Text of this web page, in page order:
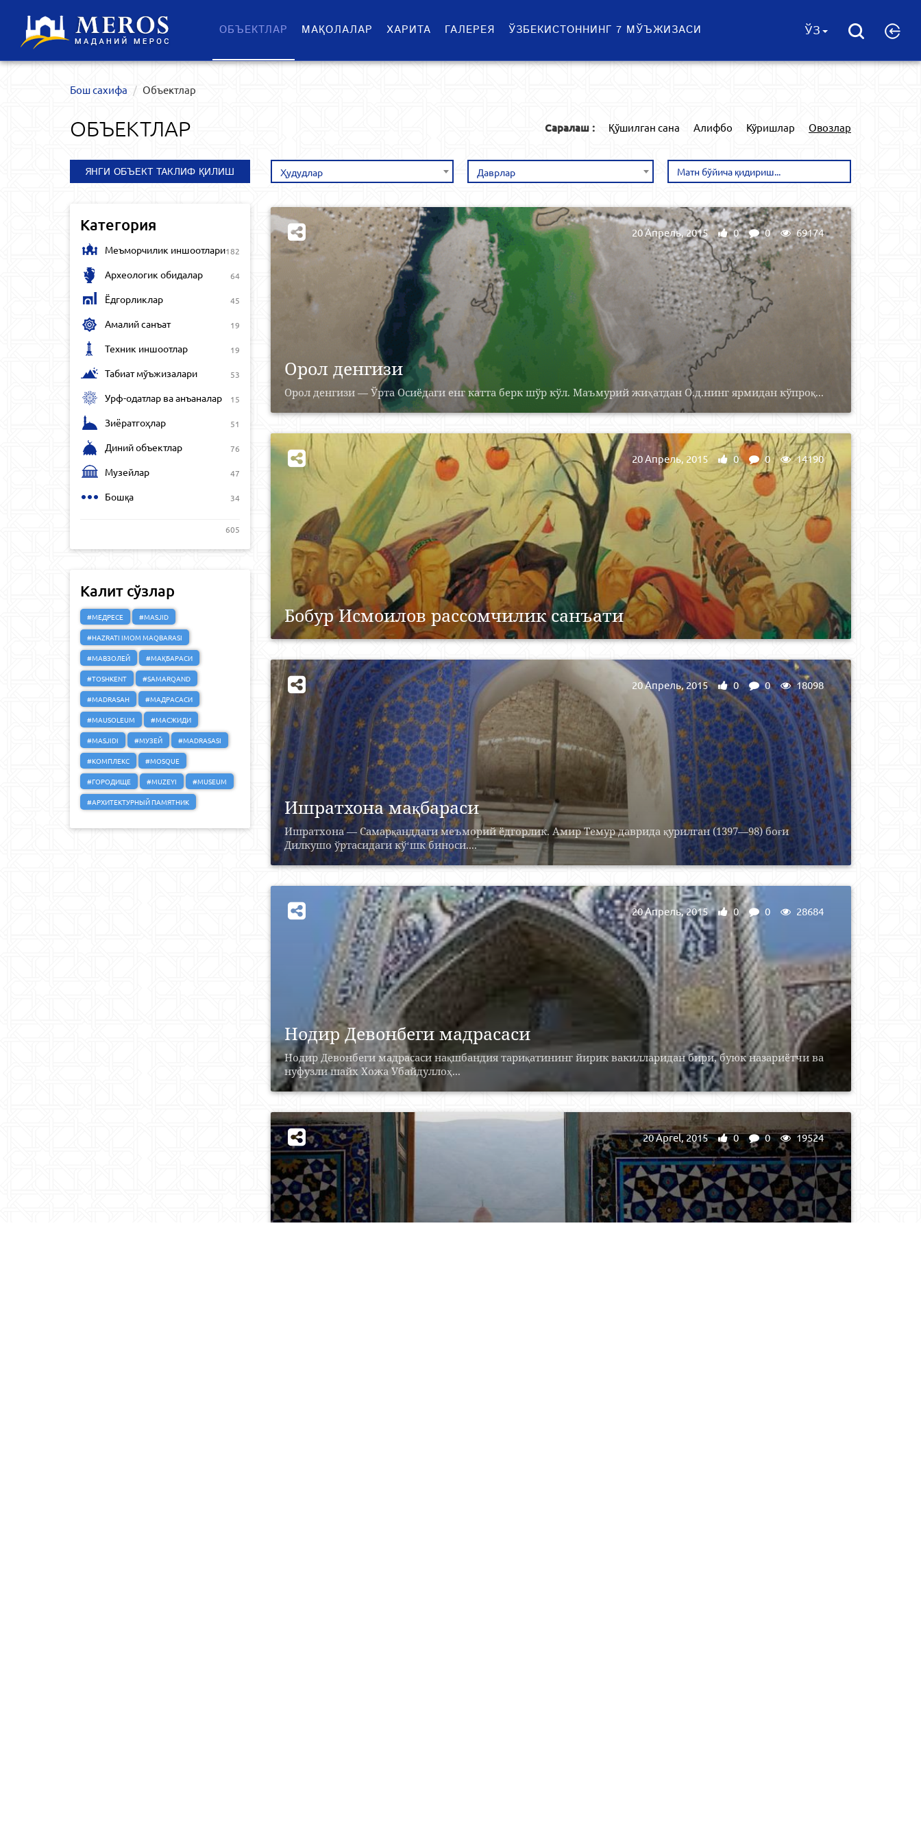
ОБЪЕКТЛАР МАҚОЛАЛАР ХАРИТА ГАЛЕРЕЯ ЎЗБЕКИСТОННИНГ 7 МЎЪЖИЗАСИ ЎЗ
Бош сахифа Объектлар
ОБЪЕКТЛАР Саралаш : Қўшилган сана Алифбо Кўришлар Овозлар
ЯНГИ ОБЪЕКТ ТАКЛИФ ҚИЛИШ
Категория
Меъморчилик иншоотлари182
Археологик обидалар 64
Ёдгорликлар 45
Амалий санъат 19
Техник иншоотлар 19
Табиат мўъжизалари 53
Урф-одатлар ва анъаналар 15
Зиёратгоҳлар 51
Диний объектлар 76
Музейлар 47
Бошқа 34
605
Калит сўзлар
#МЕДРЕСЕ
#MASJID
#HAZRATI IMOM MAQBARASI
#МАВЗОЛЕЙ
#МАҚБАРАСИ
#TOSHKENT
#SAMARQAND
#MADRASAH
#МАДРАСАСИ
#MAUSOLEUM
#МАСЖИДИ
#MASJIDI
#МУЗЕЙ
#MADRASASI
#КОМПЛЕКС
#MOSQUE
#ГОРОДИЩЕ
#MUZEYI
#MUSEUM
#АРХИТЕКТУРНЫЙ ПАМЯТНИК
Ҳудудлар Даврлар
Орол денгизи
Орол денгизи — Ўрта Осиёдаги енг катта берк шўр кўл. Маъмурий жиҳатдан О.д.нинг ярмидан кўпроқ...
20 Апрель, 2015 0 0 69174
Бобур Исмоилов рассомчилик санъати
20 Апрель, 2015 0 0 14190
Ишратхона мақбараси
Ишратхона — Самарқанддаги меъморий ёдгорлик. Амир Темур даврида қурилган (1397—98) боғи
Дилкушо ўртасидаги кўʻшк биноси....
20 Апрель, 2015 0 0 18098
Нодир Девонбеги мадрасаси
Нодир Девонбеги мадрасаси нақшбандия тариқатининг йирик вакилларидан бири, буюк назариётчи ва
нуфузли шайх Хожа Убайдуллоҳ...
20 Апрель, 2015 0 0 28684
20 Aprel, 2015 0 0 19524